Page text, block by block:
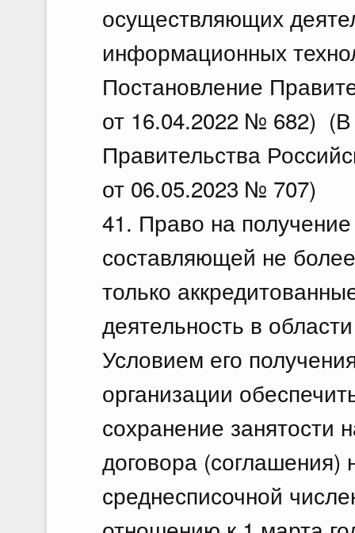
осуществляющих
информационных
Постановление
от 16.04.2022 № 682)
Правительства
от 06.05.2023 № 707)
41. Право на получение
составляющей не
только
деятельность в
Условием его
организации
сохранение занятости
договора
среднесписочной